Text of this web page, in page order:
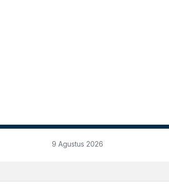
9 Agustus 2026